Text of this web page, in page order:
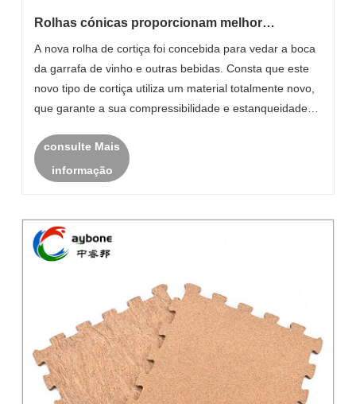
Rolhas cónicas proporcionam melhor
A nova rolha de cortiça foi concebida para vedar a boca
da garrafa de vinho e outras bebidas. Consta que este
novo tipo de cortiça utiliza um material totalmente novo,
que garante a sua compressibilidade e estanqueidade,
produto.
consulte Mais
informação